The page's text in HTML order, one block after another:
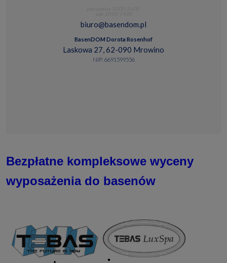
biuro@basendom.pl
BasenDOM Dorota Rosenhof
Laskowa 27, 62-090 Mrowino
NIP: 6691599556
Bezpłatne kompleksowe wyceny
wyposażenia do basenów